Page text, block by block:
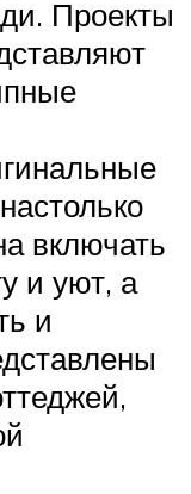
Проекты
включать
и уют, а
и